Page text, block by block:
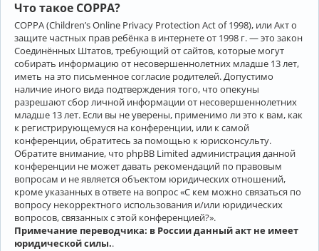
Что такое COPPA?
COPPA (Children’s Online Privacy Protection Act of 1998), или Акт о
защите частных прав ребёнка в интернете от 1998 г. — это закон
Соединённых Штатов, требующий от сайтов, которые могут
собирать информацию от несовершеннолетних младше 13 лет,
иметь на это письменное согласие родителей. Допустимо
наличие иного вида подтверждения того, что опекуны
разрешают сбор личной информации от несовершеннолетних
младше 13 лет. Если вы не уверены, применимо ли это к вам, как
к регистрирующемуся на конференции, или к самой
конференции, обратитесь за помощью к юрисконсульту.
Обратите внимание, что phpBB Limited администрация данной
конференции не может давать рекомендаций по правовым
вопросам и не является объектом юридических отношений,
кроме указанных в ответе на вопрос «С кем можно связаться по
вопросу некорректного использования и/или юридических
вопросов, связанных с этой конференцией?».
Примечание переводчика: в России данный акт не имеет
юридической силы..